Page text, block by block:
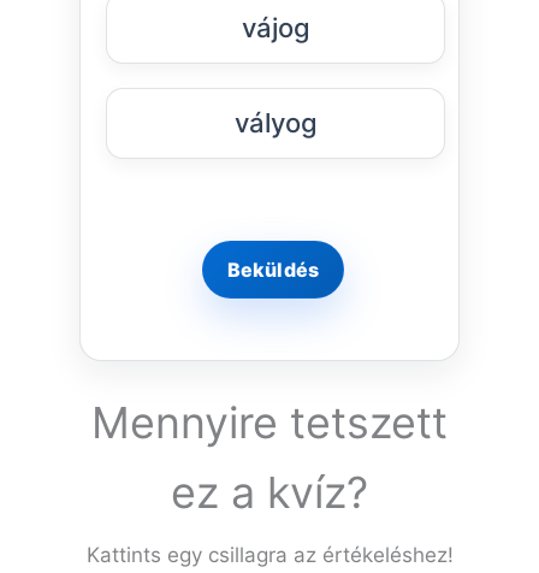
vájog
vályog
Mennyire tetszett
ez a kvíz?
Kattints egy csillagra az értékeléshez!